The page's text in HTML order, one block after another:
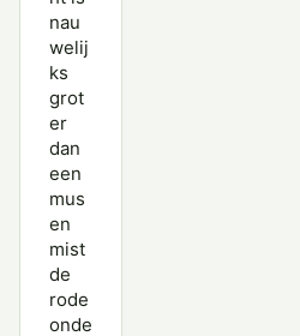
nau
welij
ks
grot
er
dan
een
mus
en
mist
de
rode
onde